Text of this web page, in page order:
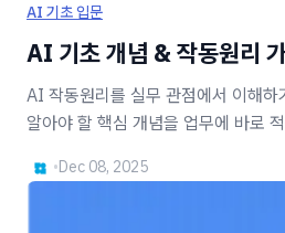
AI 기초 입문
AI 기초 개념 & 작동원리
AI 작동원리를 실무 관점에서 이해
알아야 할 핵심 개념을 업무에 바로
•Dec 08, 2025